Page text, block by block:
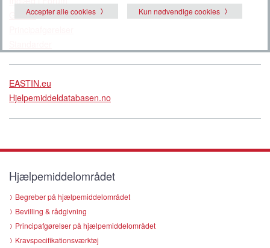
Guides
EASTIN.eu
Hjelpemiddeldatabasen.no
Hjælpemiddelområdet
Begreber på hjælpemiddelområdet
Bevilling & rådgivning
Principafgørelser på hjælpemiddelområdet
Kravspecifikationsværktøj
Accepter alle cookies
Kun nødvendige cookies